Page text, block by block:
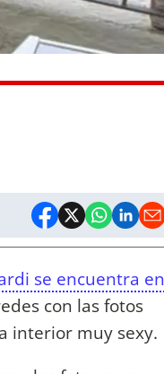
se encuentra en
con las fotos
interior muy sexy.